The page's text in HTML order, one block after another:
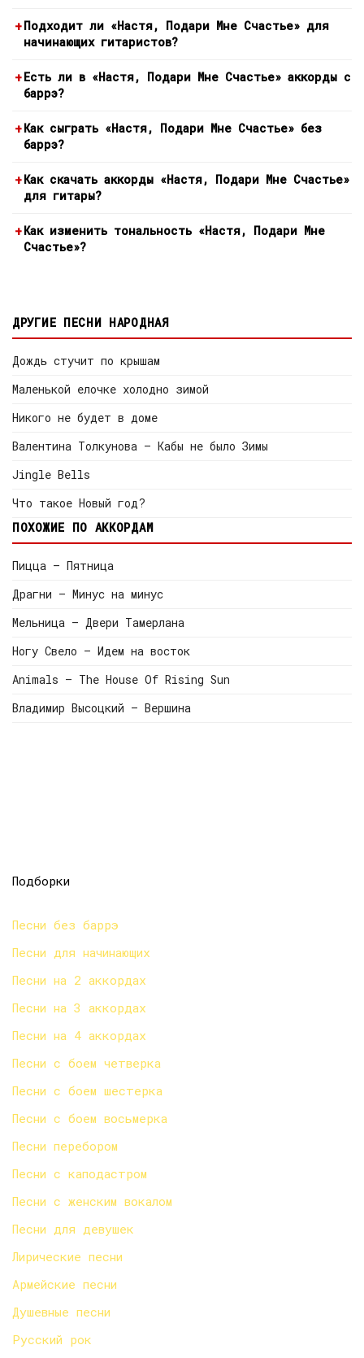
Подходит ли «Настя, Подари Мне Счастье» для
начинающих гитаристов?
Есть ли в «Настя, Подари Мне Счастье» аккорды с
баррэ?
Как сыграть «Настя, Подари Мне Счастье» без
баррэ?
Как скачать аккорды «Настя, Подари Мне Счастье»
для гитары?
Как изменить тональность «Настя, Подари Мне
Счастье»?
ДРУГИЕ ПЕСНИ НАРОДНАЯ
Дождь стучит по крышам
Маленькой елочке холодно зимой
Никого не будет в доме
Валентина Толкунова — Кабы не было Зимы
Jingle Bells
Что такое Новый год?
ПОХОЖИЕ ПО АККОРДАМ
Пицца — Пятница
Драгни — Минус на минус
Мельница — Двери Тамерлана
Ногу Свело — Идем на восток
Animals — The House Of Rising Sun
Владимир Высоцкий — Вершина
Подборки
Песни без баррэ
Песни для начинающих
Песни на 2 аккордах
Песни на 3 аккордах
Песни на 4 аккордах
Песни с боем четверка
Песни с боем шестерка
Песни с боем восьмерка
Песни перебором
Песни с каподастром
Песни с женским вокалом
Песни для девушек
Лирические песни
Армейские песни
Душевные песни
Русский рок